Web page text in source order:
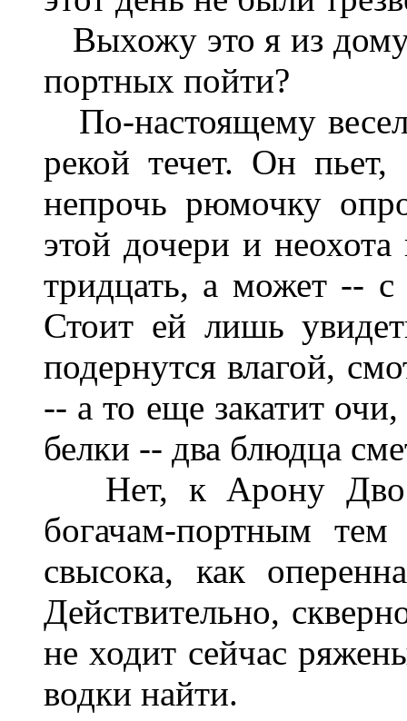
Выхожу это я из
портных пойти?
По-настоящему
рекой течет. Он
непрочь рюмочку
этой дочери и
тридцать, а может -- с
Стоит ей лишь
подернутся влагой,
-- а то еще закатит
белки -- два блюдца
Нет, к Арону
богачам-портным
свысока, как
Действительно,
не ходит сейчас
водки найти.